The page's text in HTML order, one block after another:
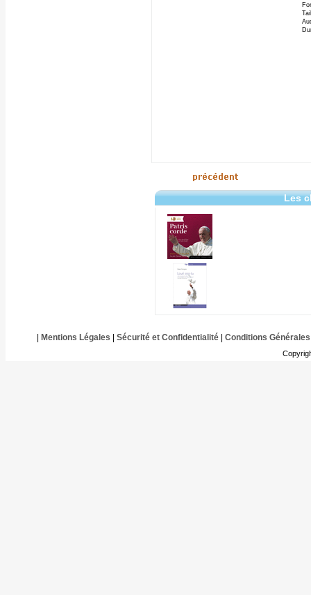
Les
Mentions Légales Sécurité et Confidentialité| Conditions Générales